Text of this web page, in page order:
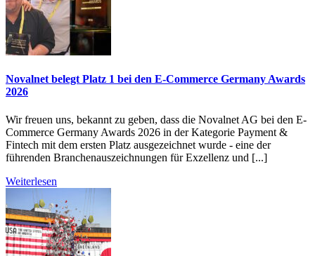
Novalnet belegt Platz 1 bei den E-Commerce Germany Awards
2026
Wir freuen uns, bekannt zu geben, dass die Novalnet AG bei den E-
Commerce Germany Awards 2026 in der Kategorie Payment &
Fintech mit dem ersten Platz ausgezeichnet wurde - eine der
führenden Branchenauszeichnungen für Exzellenz und [...]
Weiterlesen